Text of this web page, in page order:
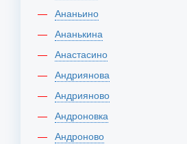
Ананьино
Ананькина
Анастасино
Андриянова
Андрияново
Андроновка
Андроново